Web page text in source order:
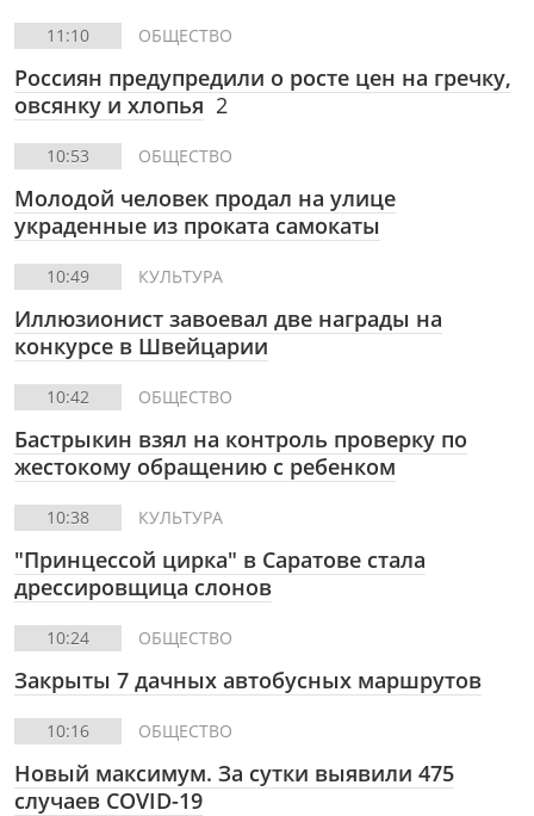
11:10 ОБЩЕСТВО
Россиян предупредили о росте цен на гречку,
овсянку и хлопья 2
10:53 ОБЩЕСТВО
Молодой человек продал на улице
украденные из проката самокаты
10:49 КУЛЬТУРА
Иллюзионист завоевал две награды на
конкурсе в Швейцарии
10:42 ОБЩЕСТВО
Бастрыкин взял на контроль проверку по
жестокому обращению с ребенком
10:38 КУЛЬТУРА
"Принцессой цирка" в Саратове стала
дрессировщица слонов
10:24 ОБЩЕСТВО
Закрыты 7 дачных автобусных маршрутов
10:16 ОБЩЕСТВО
Новый максимум. За сутки выявили 475
случаев COVID-19